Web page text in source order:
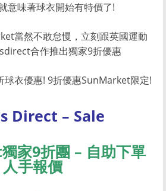
意味著球衣開始有特價了!
當然不敢怠慢， 立刻跟英國運動
合作推出獨家9折優惠
球衣優惠! 9折優惠SunMarket限定!
Direct – Sale
家9折團 – 自助下單
人手報價